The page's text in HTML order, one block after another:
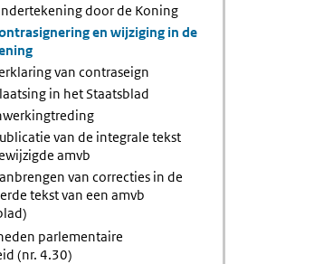
door de Koning
en wijziging in de
van contraseign
in het Staatsblad
van de integrale tekst
amvb
van correcties in de
tekst van een amvb
parlementaire
(nr. 4.30)